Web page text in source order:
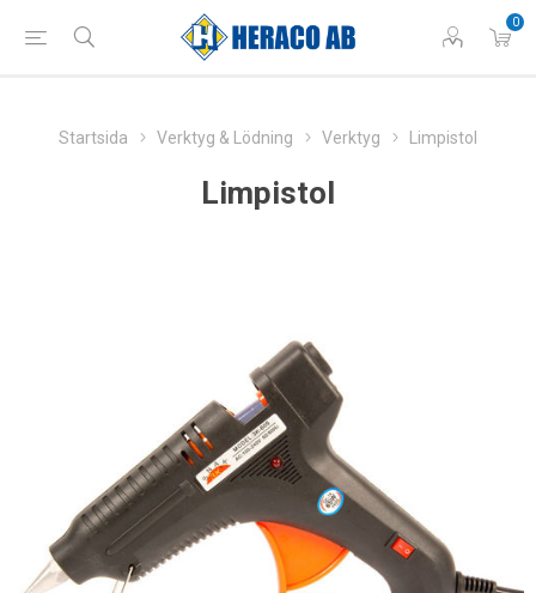
0
Startsida Verktyg & Lödning Verktyg Limpistol
Limpistol